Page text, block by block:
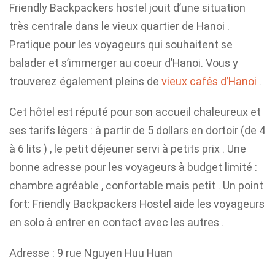
Friendly Backpackers hostel jouit d’une situation
très centrale dans le vieux quartier de Hanoi .
Pratique pour les voyageurs qui souhaitent se
balader et s’immerger au coeur d’Hanoi. Vous y
trouverez également pleins de vieux cafés d’Hanoi .
Cet hôtel est réputé pour son accueil chaleureux et
ses tarifs légers : à partir de 5 dollars en dortoir (de 4
à 6 lits ) , le petit déjeuner servi à petits prix . Une
bonne adresse pour les voyageurs à budget limité :
chambre agréable , confortable mais petit . Un point
fort: Friendly Backpackers Hostel aide les voyageurs
en solo à entrer en contact avec les autres .
Adresse : 9 rue Nguyen Huu Huan